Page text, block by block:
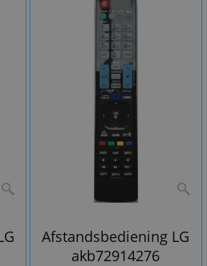
Afstandsbediening LG
akb72914276